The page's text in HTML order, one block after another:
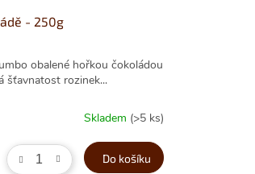
- 250g
obalené hořkou čokoládou
šťavnatost rozinek...
Skladem (>5 ks)
Do košíku